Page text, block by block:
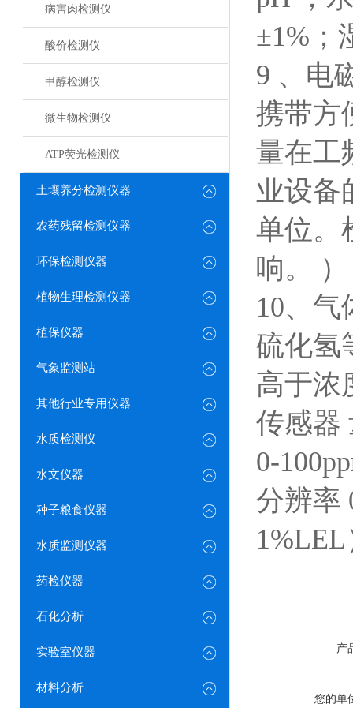
病害肉检测仪
酸价检测仪
甲醇检测仪
微生物检测仪
ATP荧光检测仪
土壤养分检测仪器
农药残留检测仪器
环保检测仪器
植物生理检测仪器
植保仪器
气象监测站
其他行业专用仪器
水质检测仪
水文仪器
种子粮食仪器
水质监测仪器
药检仪器
石化分析
实验室仪器
材料分析
±1%；
9 、电
携带方
量在工
业设备
单位。
响。 ）
10、
硫化氢
高于浓
传感器
0-
分辨率
产
您的单